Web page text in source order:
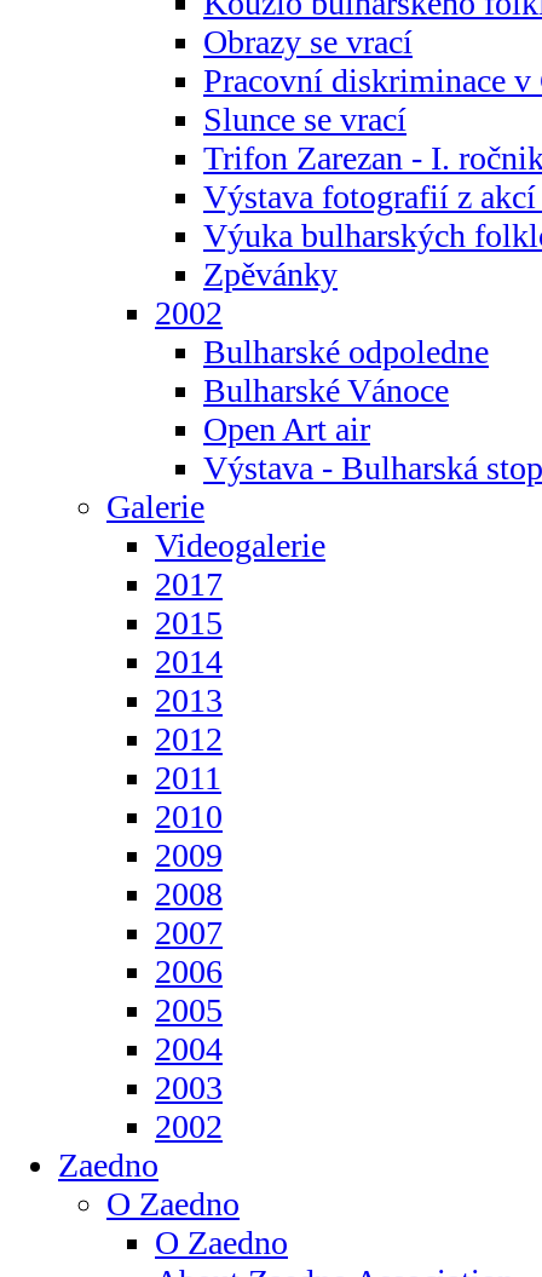
Obrazy se vrací
Pracovní diskriminace
Slunce se vrací
Trifon Zarezan - I.
Výstava fotografií z akcí
Výuka bulharských
Zpěvánky
2002
Bulharské odpoledne
Bulharské Vánoce
Open Art air
Výstava - Bulharská
Galerie
Videogalerie
2017
2015
2014
2013
2012
2011
2010
2009
2008
2007
2006
2005
2004
2003
2002
Zaedno
O Zaedno
O Zaedno